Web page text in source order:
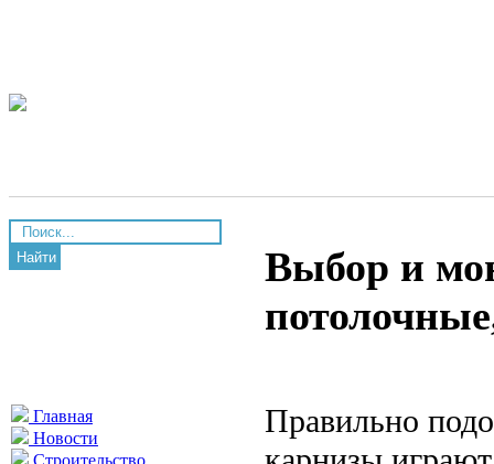
Найти
Главная
Новости
Строительство
Выбор и
Правильно